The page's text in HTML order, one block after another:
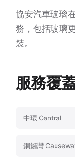
協安汽車玻璃
務，包括玻璃
裝。
服務覆
中環 Central
銅鑼灣